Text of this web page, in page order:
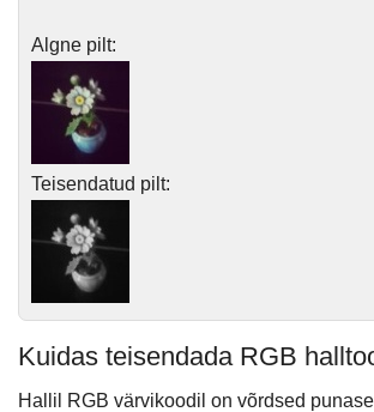
Algne pilt:
Teisendatud pilt:
Kuidas teisendada RGB
Hallil RGB värvikoodil on võrdsed